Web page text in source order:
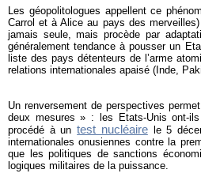
Les géopolitologues appellent ce
Carrol et à Alice au pays des
jamais seule, mais procède par
généralement tendance à pousser un
liste des pays détenteurs de l’arme
relations internationales apaisé (Inde,
Un renversement de perspectives
deux mesures » : les Etats-Unis ont-
procédé à untest nucléairele 5
internationales onusiennes contre la
que les politiques de sanctions
logiques militaires de la puissance.